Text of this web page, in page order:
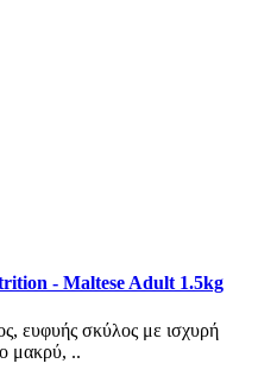
- Maltese Adult 1.5kg
ευφυής σκύλος με ισχυρή
μακρύ, ..